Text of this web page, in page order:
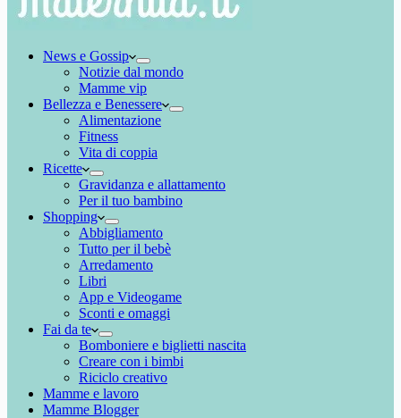
News e Gossip
Notizie dal mondo
Mamme vip
Bellezza e Benessere
Alimentazione
Fitness
Vita di coppia
Ricette
Gravidanza e allattamento
Per il tuo bambino
Shopping
Abbigliamento
Tutto per il bebè
Arredamento
Libri
App e Videogame
Sconti e omaggi
Fai da te
Bomboniere e biglietti nascita
Creare con i bimbi
Riciclo creativo
Mamme e lavoro
Mamme Blogger